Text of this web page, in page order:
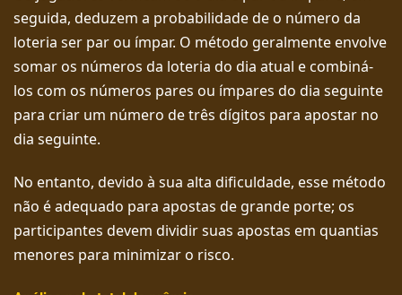
seguida, deduzem a probabilidade de o número da
loteria ser par ou ímpar. O método geralmente envolve
somar os números da loteria do dia atual e combiná-
los com os números pares ou ímpares do dia seguinte
para criar um número de três dígitos para apostar no
dia seguinte.
No entanto, devido à sua alta dificuldade, esse método
não é adequado para apostas de grande porte; os
participantes devem dividir suas apostas em quantias
menores para minimizar o risco.